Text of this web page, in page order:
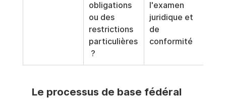
obligations
ou des
restrictions
particulières
?
l'examen
juridique et
de
conformité
Le processus de base fédéral